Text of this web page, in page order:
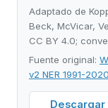
Adaptado de
Beck, McVicar,
CC BY 4.0;
Fuente original:
v2 NER 1991-
Descargar